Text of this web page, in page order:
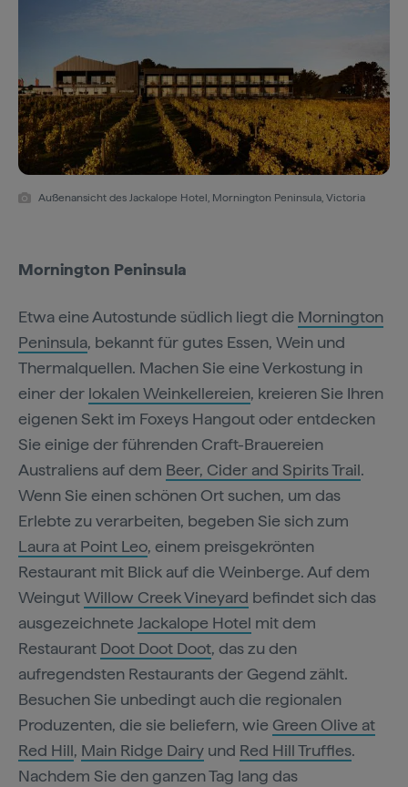
Außenansicht des Jackalope Hotel, Mornington Peninsula, Victoria
Mornington Peninsula
Etwa eine Autostunde südlich liegt die Mornington
Peninsula, bekannt für gutes Essen, Wein und
Thermalquellen. Machen Sie eine Verkostung in
einer der lokalen Weinkellereien, kreieren Sie Ihren
eigenen Sekt im Foxeys Hangout oder entdecken
Sie einige der führenden Craft-Brauereien
Australiens auf dem Beer, Cider and Spirits Trail.
Wenn Sie einen schönen Ort suchen, um das
Erlebte zu verarbeiten, begeben Sie sich zum
Laura at Point Leo, einem preisgekrönten
Restaurant mit Blick auf die Weinberge. Auf dem
WeingutWillow Creek Vineyard befindet sich das
ausgezeichnete Jackalope Hotel mit dem
Restaurant Doot Doot Doot, das zu den
aufregendsten Restaurants der Gegend zählt.
Besuchen Sie unbedingt auch die regionalen
Produzenten, die sie beliefern, wie Green Olive at
Red Hill, Main Ridge Dairy und Red Hill Truffles.
Nachdem Sie den ganzen Tag lang das